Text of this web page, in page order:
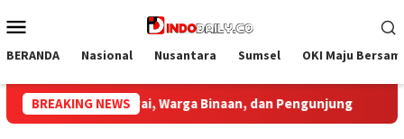
ke
Mobile
BERANDA Nasional Nusantara Sumsel OKI Maju
BREAKING NEWSBupati Muba Sambut Aspirasi Santun Gabungan